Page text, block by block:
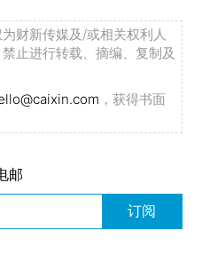
财新传媒及/或相关权利人
止进行转载、摘编、复制及
，获得书面
邮
订阅